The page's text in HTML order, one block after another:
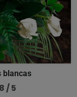
blancas
/ 5